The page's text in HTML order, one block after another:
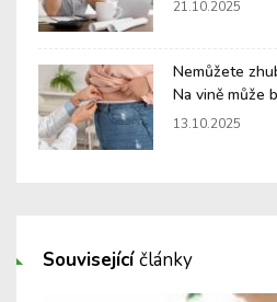
21.10.2025
Nemůžete
Na vině může
13.10.2025
Souvisejícíčlánky